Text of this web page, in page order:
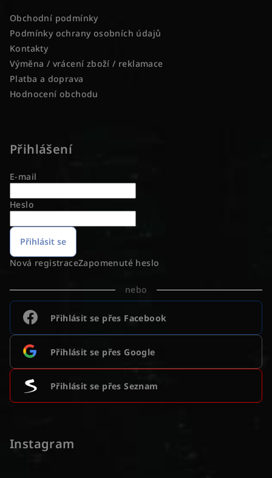
Obchodní podmínky
Podmínky ochrany osobních údajů
Kontakty
Výměna / vrácení zboží / reklamace
Platba a doprava
Hodnocení obchodu
Přihlášení
E-mail
Heslo
Přihlásit se
Nová registraceZapomenuté heslo
nebo
Přihlásit se přes Facebook
Přihlásit se přes Google
Přihlásit se přes Seznam
Instagram